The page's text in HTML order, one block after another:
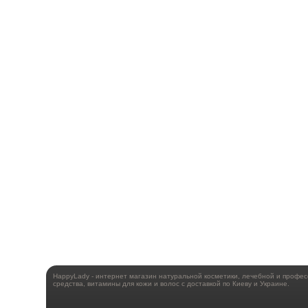
HappyLady - интернет магазин натуральной косметики, лечебной и
средства, витамины для кожи и волос с доставкой по Киеву и Украине.